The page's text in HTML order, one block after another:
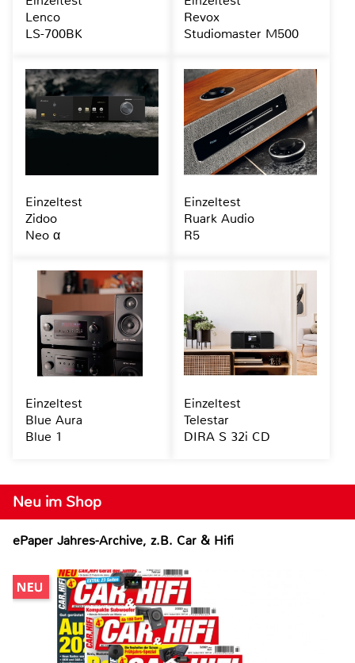
Neu im Shop
ePaper Jahres-Archive, z.B. Car & Hifi
Lenco
LS-700BK
Revox
Studiomaster M500
Einzeltest
Zidoo
Neo α
Einzeltest
Ruark Audio
R5
Einzeltest
Blue Aura
Blue 1
Einzeltest
Telestar
DIRA S 32i CD